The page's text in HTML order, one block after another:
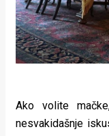
Ako volite
nesvakidašnje